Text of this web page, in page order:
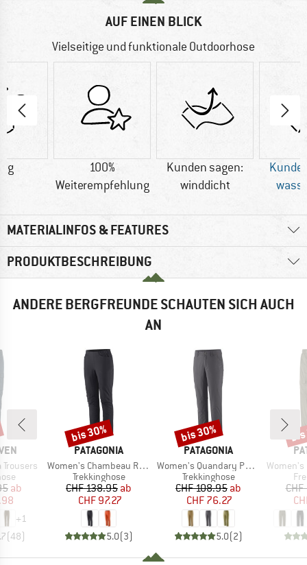
AUF EINEN BLICK
Vielseitige und funktionale Outdoorhose
g
100%
Weiterempfehlung
Kunden sagen:
winddicht
MATERIALINFOS & FEATURES
PRODUKTBESCHREIBUNG
ANDERE BERGFREUNDE SCHAUTEN SICH AUCH
AN
Preis
ab
+1
(48)
MARKE
PATAGONIA
Artikel
Women's Chambeau Rock Pants
Produktgruppe
Trekkinghose
Preis
CHF 138.95reduzierter Preis
ab
CHF 97.27
5.0(3)
Rabatt
bis 30%
MARKE
PATAGONIA
Artikel
Women's Quandary Pants
Produktgruppe
Trekkinghose
Preis
CHF 108.95reduzierter Preis
ab
CHF 76.27
5.0(2)
Rabatt
bis 30%
Artikel
Women's